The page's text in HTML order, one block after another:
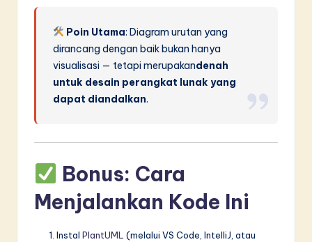
Poin Utama: Diagram urutan yang
dirancang dengan baik bukan hanya
visualisasi — tetapi merupakandenah
untuk desain perangkat lunak yang
dapat diandalkan.
Bonus: Cara
Menjalankan Kode Ini
Instal PlantUML (melalui VS Code, IntelliJ, atau